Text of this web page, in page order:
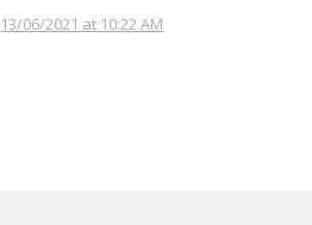
13/06/2021 at 10:22 AM